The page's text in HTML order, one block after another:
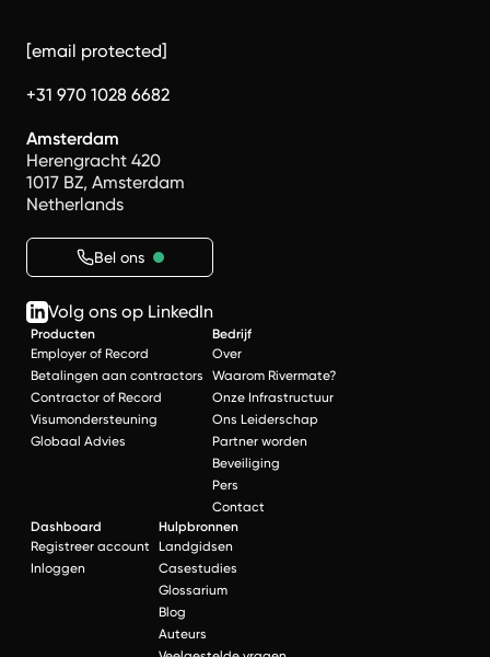
[email protected]
+31 970 1028 6682
Amsterdam
Herengracht 420
1017 BZ, Amsterdam
Netherlands
Bel ons
Volg ons op LinkedIn
Producten
Employer of Record
Betalingen aan contractors
Contractor of Record
Visumondersteuning
Globaal Advies
Bedrijf
Over
Waarom Rivermate?
Onze Infrastructuur
Ons Leiderschap
Partner worden
Beveiliging
Pers
Contact
Dashboard
Registreer account
Inloggen
Hulpbronnen
Landgidsen
Casestudies
Glossarium
Blog
Auteurs